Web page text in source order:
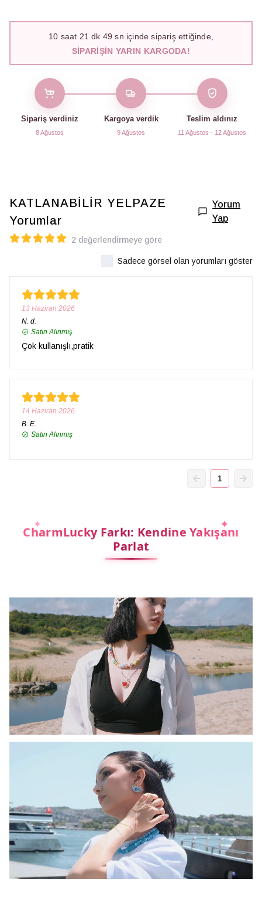
10 saat 21 dk 49 sn içinde sipariş ettiğinde,
SIPARIŞIN YARIN KARGODA!
Sipariş verdiniz
8 Ağustos
Kargoya verdik
9 Ağustos
Teslim aldınız
11 Ağustos - 12 Ağustos
KATLANABİLİR YELPAZE
Yorumlar
Yorum
Yap
2 değerlendirmeye göre
Sadece görsel olan yorumları göster
13 Haziran 2026
N. d.
Satın Alınmış
Çok kullanışlı,pratik
14 Haziran 2026
B. E.
Satın Alınmış
1
CharmLucky Farkı: Kendine Yakışanı
Parlat